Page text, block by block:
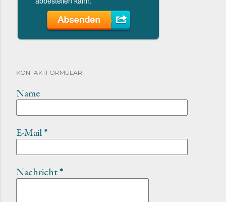
KONTAKTFORMULAR
Name
E-Mail*
Nachricht*